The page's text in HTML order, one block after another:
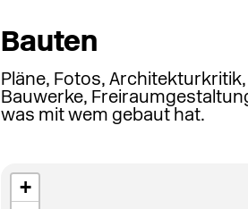
Bauten
Pläne, Fotos,
Bauwerke,
was mit wem gebaut hat.
+